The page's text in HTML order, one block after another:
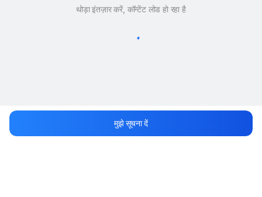
थोड़ा इंतज़ार करें, कॉन्टेंट लोड हो रहा है
मुझे सूचना दें